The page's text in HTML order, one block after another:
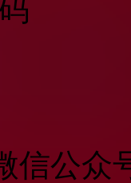
信公众